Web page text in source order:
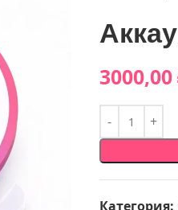
3000,00
Категория: